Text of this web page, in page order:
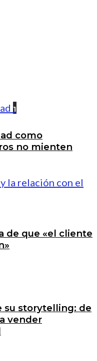
1
como
no mienten
de que «el cliente
su storytelling: de
vender